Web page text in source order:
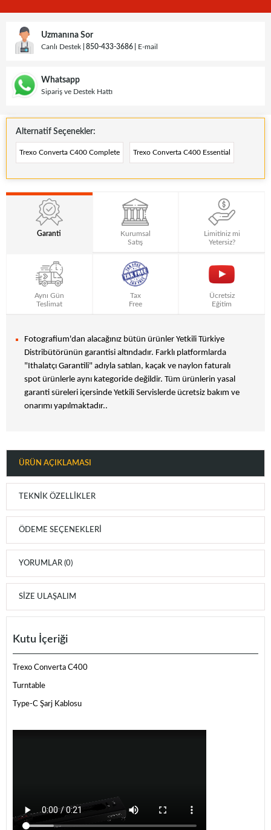
Uzmanına Sor
Canlı Destek 850-433-3686 E-mail
Whatsapp
Sipariş ve Destek Hattı
Alternatif Seçenekler:
Trexo Converta C400 Complete Trexo Converta C400 Essential
Garanti
Kurumsal
Satış
Limitiniz mi
Yetersiz?
Aynı Gün
Teslimat
Tax
Free
Ücretsiz
Eğitim
Fotografium'dan alacağınız bütün ürünler Yetkili Türkiye
Distribütörünün garantisi altındadır. Farklı platformlarda
"Ithalatçı Garantili" adıyla satılan, kaçak ve naylon faturalı
spot ürünlerle aynı kategoride değildir. Tüm ürünlerin yasal
garanti süreleri içersinde Yetkili Servislerde ücretsiz bakım ve
onarımı yapılmaktadır..
ÜRÜN AÇIKLAMASI
TEKNIK ÖZELLIKLER
ÖDEME SEÇENEKLERI
YORUMLAR (0)
SIZE ULAŞALIM
Kutu İçeriği
Trexo Converta C400
Turntable
Type-C Şarj Kablosu